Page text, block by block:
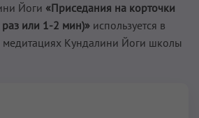
Йоги «Приседания на корточки
раз или 1-2 мин)» используется в
Кундалини Йоги школы